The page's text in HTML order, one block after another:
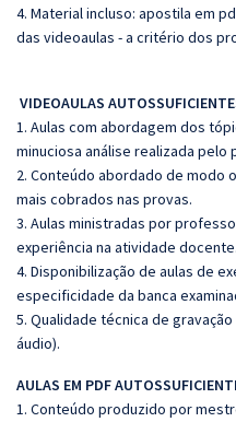
4. Material incluso: apostila em
das videoaulas - a critério dos
VIDEOAULAS
1. Aulas com abordagem dos
minuciosa análise realizada
2. Conteúdo abordado de modo
mais cobrados nas provas.
3. Aulas ministradas por
experiência na atividade docente.
4. Disponibilização de aulas de
especificidade da banca
5. Qualidade técnica de
áudio).
AULAS EM PDF
1. Conteúdo produzido por